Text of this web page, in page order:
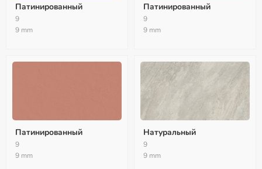
Патинированный
9
9 mm
Патинированный
9
9 mm
Патинированный
9
9 mm
Натуральный
9
9 mm